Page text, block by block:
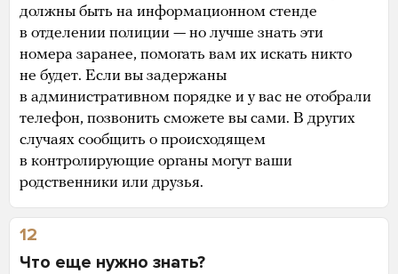
должны быть на информационном стенде
в отделении полиции — но лучше знать эти
номера заранее, помогать вам их искать никто
не будет. Если вы задержаны
в административном порядке и у вас не отобрали
телефон, позвонить сможете вы сами. В других
случаях сообщить о происходящем
в контролирующие органы могут ваши
родственники или друзья.
12
Что еще нужно знать?